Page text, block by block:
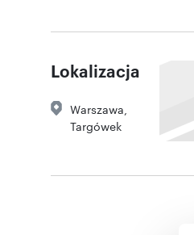
Lokalizacja
Warszawa,
Targówek